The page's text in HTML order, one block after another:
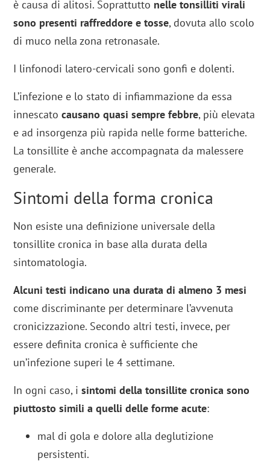
è causa di alitosi. Soprattutto nelle tonsilliti virali
sono presenti raffreddore e tosse, dovuta allo scolo
di muco nella zona retronasale.
I linfonodi latero-cervicali sono gonfi e dolenti.
L’infezione e lo stato di infiammazione da essa
innescatocausano quasi sempre febbre, più elevata
e ad insorgenza più rapida nelle forme batteriche.
La tonsillite è anche accompagnata da malessere
generale.
Sintomi della forma cronica
Non esiste una definizione universale della
tonsillite cronica in base alla durata della
sintomatologia.
Alcuni testi indicano una durata di almeno 3 mesi
come discriminante per determinare l’avvenuta
cronicizzazione. Secondo altri testi, invece, per
essere definita cronica è sufficiente che
un’infezione superi le 4 settimane.
In ogni caso, i sintomi della tonsillite cronica sono
piuttosto simili a quelli delle forme acute:
mal di gola e dolore alla deglutizione
persistenti.